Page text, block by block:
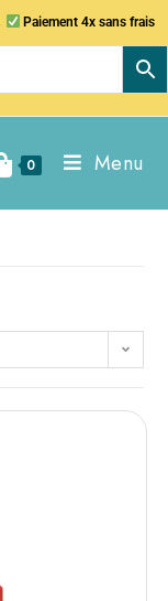
Paiement 4x sans frais
0 Menu